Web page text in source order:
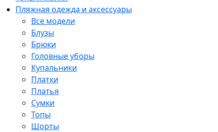
Пляжная одежда и аксессуары
Все модели
Блузы
Брюки
Головные уборы
Купальники
Платки
Платья
Сумки
Топы
Шорты